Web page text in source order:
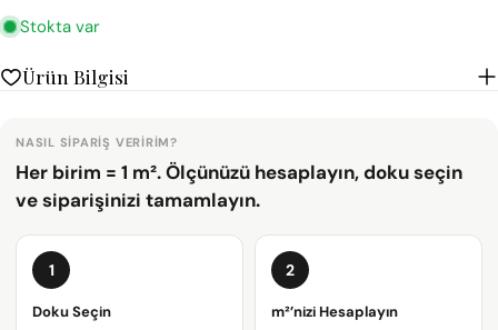
Stokta var
Ürün Bilgisi
NASIL SIPARIŞ VERIRIM?
Her birim = 1 m². Ölçünüzü hesaplayın, doku seçin
ve siparişinizi tamamlayın.
1
Doku Seçin
2
m²’nizi Hesaplayın